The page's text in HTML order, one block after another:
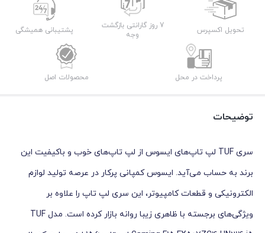
تحویل اکسپرس
7 روز گارانتی بازگشت
وجه
پشتیبانی همیشگی
پرداخت در محل محصولات اصل
توضیحات
سری TUF لپ تاپ‌های ایسوس از لپ تاپ‌های خوب و باکیفیت این
برند به حساب می‌آید. ایسوس کمپانی پرکار در عرصه تولید لوازم
الکترونیکی و قطعات کامپیوتر، این سری لپ تاپ را علاوه بر
ویژگی‌های برجسته با ظاهری زیبا روانه بازار کرده است. مدل TUF